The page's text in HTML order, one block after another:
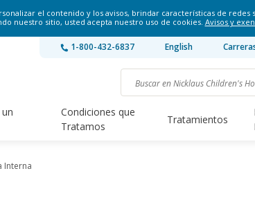
el contenido y los avisos, brindar características de redes
nuestro sitio, usted acepta nuestro uso de cookies. Avisos y
1-800-432-6837 English
Condiciones que
Tratamos
Tratamientos
Interna